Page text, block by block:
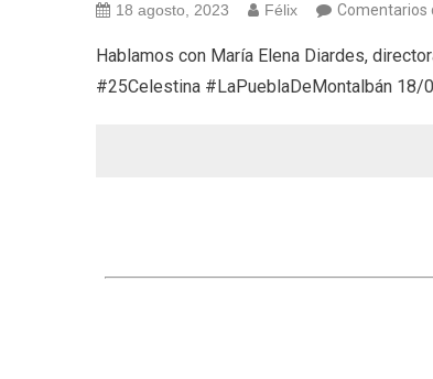
18 agosto, 2023 Félix Comentarios
Hablamos con María Elena Diardes,
#25Celestina #LaPueblaDeMontalbán 18/